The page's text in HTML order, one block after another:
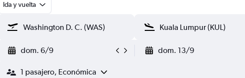
Ida y vuelta
dom. 6/9 dom. 13/9
1 pasajero, Económica